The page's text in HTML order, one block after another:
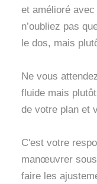
et amélioré
n’oubliez pas
le dos, mais
Ne vous
fluide mais
de votre plan et
C'est votre
manœuvrer
faire les